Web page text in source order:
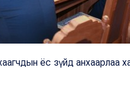
ёс зүйд анхаарлаа